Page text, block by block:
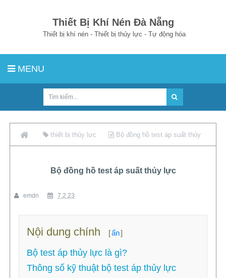
Thiết Bị Khí Nén Đà Nẵng
Thiết bị khí nén - Thiết bị thủy lực - Tự động hóa
MENU
thiết bị thủy lực Bộ đồng hồ test áp suất thủy
Bộ đồng hồ test áp suất thủy lực
emdn 7.2.23
Nội dung chính [ẩn]
Bộ test áp thủy lực là gì?
Thông số kỹ thuật bộ test áp thủy lực